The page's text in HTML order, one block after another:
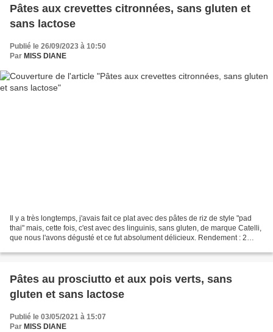
Pâtes aux crevettes citronnées, sans gluten et
sans lactose
Publié le 26/09/2023 à 10:50
Par MISS DIANE
Il y a très longtemps, j'avais fait ce plat avec des pâtes de riz de style "pad
thai" mais, cette fois, c'est avec des linguinis, sans gluten, de marque Catelli,
que nous l'avons dégusté et ce fut absolument délicieux. Rendement : 2
Pâtes au prosciutto et aux pois verts, sans
gluten et sans lactose
Publié le 03/05/2021 à 15:07
Par MISS DIANE